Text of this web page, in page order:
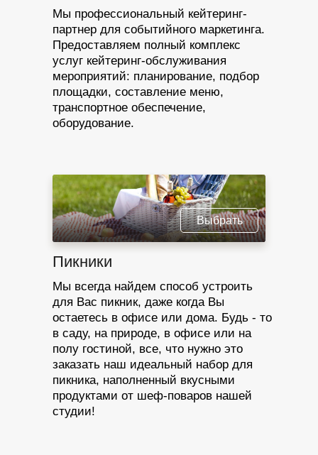
Выбрать
Пикники
Мы всегда найдем способ устроить
для Вас пикник, даже когда Вы
остаетесь в офисе или дома. Будь - то
в саду, на природе, в офисе или на
полу гостиной, все, что нужно это
заказать наш идеальный набор для
пикника, наполненный вкусными
продуктами от шеф-поваров нашей
студии!
Мы профессиональный кейтеринг-
партнер для событийного маркетинга.
Предоставляем полный комплекс
услуг кейтеринг-обслуживания
мероприятий: планирование, подбор
площадки, составление меню,
транспортное обеспечение,
оборудование.